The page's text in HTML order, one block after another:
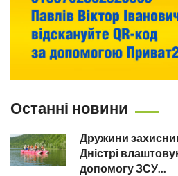
Останні новини
Дружини
Дністрі
допомогу ЗСУ...